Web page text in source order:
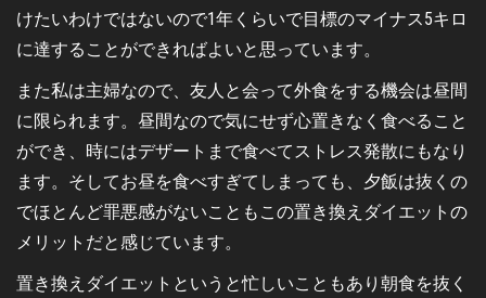
けたいわけではないので1年くらいで目標のマイナス5キロ
に達することができればよいと思っています。
また私は主婦なので、友人と会って外食をする機会は昼間
に限られます。昼間なので気にせず心置きなく食べること
ができ、時にはデザートまで食べてストレス発散にもなり
ます。そしてお昼を食べすぎてしまっても、夕飯は抜くの
でほとんど罪悪感がないこともこの置き換えダイエットの
メリットだと感じています。
置き換えダイエットというと忙しいこともあり朝食を抜く